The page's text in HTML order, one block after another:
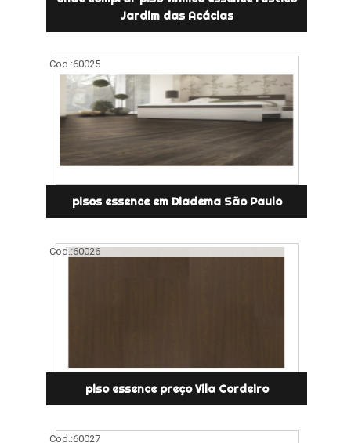
Jardim das Acácias
Cod.:60025
pisos essence em Diadema São Paulo
Cod.:60026
piso essence preço Vila Cordeiro
Cod.:60027